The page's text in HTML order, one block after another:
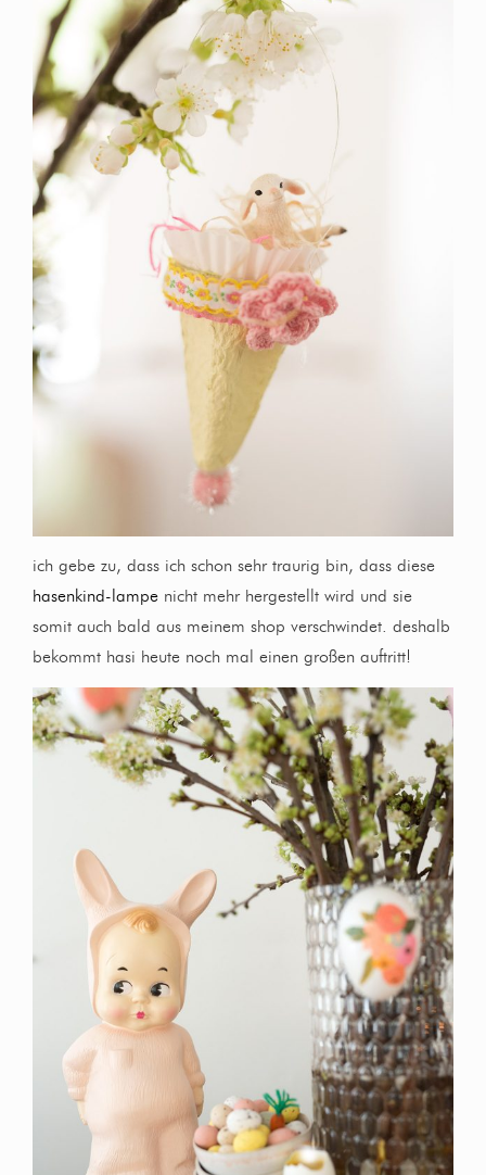
ich gebe zu, dass ich schon sehr traurig bin, dass diese
hasenkind-lampe nicht mehr hergestellt wird und sie
somit auch bald aus meinem shop verschwindet. deshalb
bekommt hasi heute noch mal einen großen auftritt!